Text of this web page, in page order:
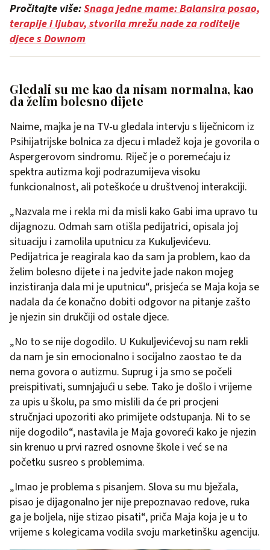
Pročitajte više:Snaga jedne mame: Balansira posao,
terapije i ljubav, stvorila mrežu nade za roditelje
djece s Downom
Gledali su me kao da nisam normalna, kao
da želim bolesno dijete
Naime, majka je na TV-u gledala intervju s liječnicom iz
Psihijatrijske bolnica za djecu i mladež koja je govorila o
Aspergerovom sindromu. Riječ je o poremećaju iz
spektra autizma koji podrazumijeva visoku
funkcionalnost, ali poteškoće u društvenoj interakciji.
„Nazvala me i rekla mi da misli kako Gabi ima upravo tu
dijagnozu. Odmah sam otišla pedijatrici, opisala joj
situaciju i zamolila uputnicu za Kukuljevićevu.
Pedijatrica je reagirala kao da sam ja problem, kao da
želim bolesno dijete i na jedvite jade nakon mojeg
inzistiranja dala mi je uputnicu“, prisjeća se Maja koja se
nadala da će konačno dobiti odgovor na pitanje zašto
je njezin sin drukčiji od ostale djece.
„No to se nije dogodilo. U Kukuljevićevoj su nam rekli
da nam je sin emocionalno i socijalno zaostao te da
nema govora o autizmu. Suprug i ja smo se počeli
preispitivati, sumnjajući u sebe. Tako je došlo i vrijeme
za upis u školu, pa smo mislili da će pri procjeni
stručnjaci upozoriti ako primijete odstupanja. Ni to se
nije dogodilo“, nastavila je Maja govoreći kako je njezin
sin krenuo u prvi razred osnovne škole i već se na
početku susreo s problemima.
„Imao je problema s pisanjem. Slova su mu bježala,
pisao je dijagonalno jer nije prepoznavao redove, ruka
ga je boljela, nije stizao pisati“, priča Maja koja je u to
vrijeme s kolegicama vodila svoju marketinšku agenciju.